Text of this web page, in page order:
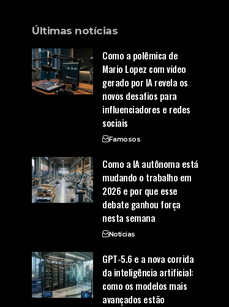
Últimas notícias
Como a polêmica de
Mario Lopez com vídeo
gerado por IA revela os
novos desafios para
influenciadores e redes
sociais
Famosos
Como a IA autônoma está
mudando o trabalho em
2026 e por que esse
debate ganhou força
nesta semana
Notícias
GPT-5.6 e a nova corrida
da inteligência artificial:
como os modelos mais
avançados estão